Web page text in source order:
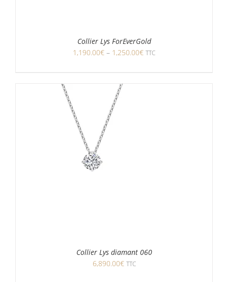
Collier Lys ForEverGold
1,190.00€ – 1,250.00€ TTC
Collier Lys diamant 060
6,890.00€ TTC